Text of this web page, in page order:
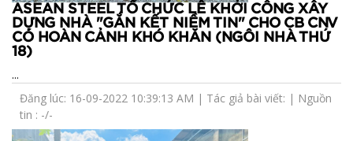
ASEAN STEEL TỔ CHỨC LỄ KHỞI CÔNG XÂY
DỰNG NHÀ "GẮN KẾT NIỀM TIN" CHO CB CNV
CÓ HOÀN CẢNH KHÓ KHĂN (NGÔI NHÀ THỨ
18)
...
Đăng lúc: 16-09-2022 10:39:13 AM | Tác giả bài viết: | Nguồn
tin : -/-